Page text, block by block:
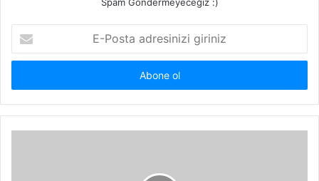
Posta
adresinizi